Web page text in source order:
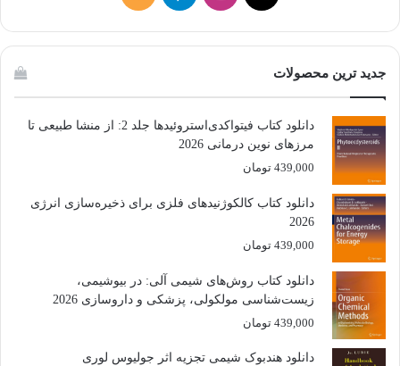
جدید ترین محصولات
دانلود کتاب فیتواکدی‌استروئیدها جلد 2: از منشا طبیعی تا
مرزهای نوین درمانی 2026
439,000 تومان
دانلود کتاب کالکوژنیدهای فلزی برای ذخیره‌سازی انرژی
2026
439,000 تومان
دانلود کتاب روش‌های شیمی آلی: در بیوشیمی،
زیست‌شناسی مولکولی، پزشکی و داروسازی 2026
439,000 تومان
دانلود هندبوک شیمی تجزیه اثر جولیوس لوری